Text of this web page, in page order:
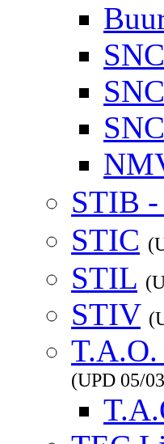
STIB
STIC
STIL
STIV
T.A.O.
(UPD 05/